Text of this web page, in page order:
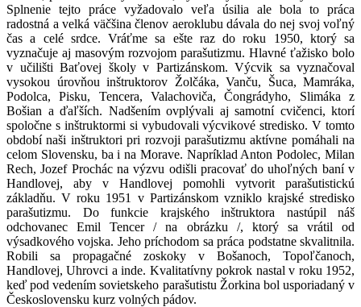
Splnenie tejto práce vyžadovalo veľa úsilia ale bola to práca
radostná a velká väčšina členov aeroklubu dávala do nej svoj voľný
čas a celé srdce. Vráťme sa ešte raz do roku 1950, ktorý sa
vyznačuje aj masovým rozvojom parašutizmu. Hlavné ťažisko bolo
v učilišti Baťovej školy v Partizánskom. Výcvik sa vyznačoval
vysokou úrovňou inštruktorov Žolčáka, Vanču, Šuca, Mamráka,
Podolca, Pisku, Tencera, Valachoviča, Čongrádyho, Slimáka z
Bošian a ďaľších. Nadšením ovplývali aj samotní cvičenci, ktorí
spoločne s inštruktormi si vybudovali výcvikové stredisko. V tomto
období naši inštruktori pri rozvoji parašutizmu aktívne pomáhali na
celom Slovensku, ba i na Morave. Napríklad Anton Podolec, Milan
Rech, Jozef Prochác na výzvu odišli pracovať do uhoľných baní v
Handlovej, aby v Handlovej pomohli vytvorit parašutistickú
základňu. V roku 1951 v Partizánskom vzniklo krajské stredisko
parašutizmu. Do funkcie krajského inštruktora nastúpil náš
odchovanec Emil Tencer / na obrázku /, ktorý sa vrátil od
výsadkového vojska. Jeho príchodom sa práca podstatne skvalitnila.
Robili sa propagačné zoskoky v Bošanoch, Topoľčanoch,
Handlovej, Uhrovci a inde. Kvalitatívny pokrok nastal v roku 1952,
keď pod vedením sovietskeho parašutistu Žorkina bol usporiadaný v
Československu kurz volných pádov.